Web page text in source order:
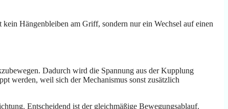
Hängenbleiben am Griff, sondern nur ein Wechsel auf einen
Dadurch wird die Spannung aus der Kupplung
werden, weil sich der Mechanismus sonst zusätzlich
Entscheidend ist der gleichmäßige Bewegungsablauf.